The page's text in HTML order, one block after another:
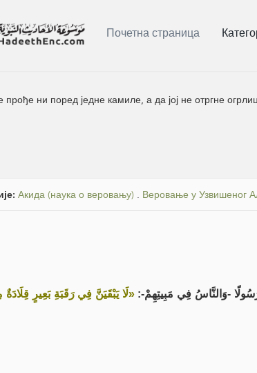
Почетна страница
прође ни поред једне камиле, а да јој не отргне
Акида (наука о веровању) . Веровање у Узвишеног
-وَالنَّاسُ فِي مَبِيتِهِمْ-:«لَا يَبْقَيَنَّ فِي رَقَبَةِ بَعِيرٍ قِلَادَةٌ